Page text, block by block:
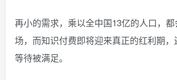
再小的需求，乘以全中国13亿的人口，
场，而知识付费即将迎来真正的红利期
等待被满足。